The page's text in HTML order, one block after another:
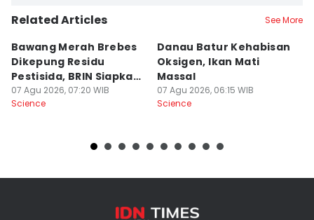
Related Articles See More
Bawang Merah Brebes
Dikepung Residu
Pestisida, BRIN Siapkan
Solusi
07 Agu 2026, 07:20 WIB
Science
Danau Batur Kehabisan
Oksigen, Ikan Mati
Massal
07 Agu 2026, 06:15 WIB
Science